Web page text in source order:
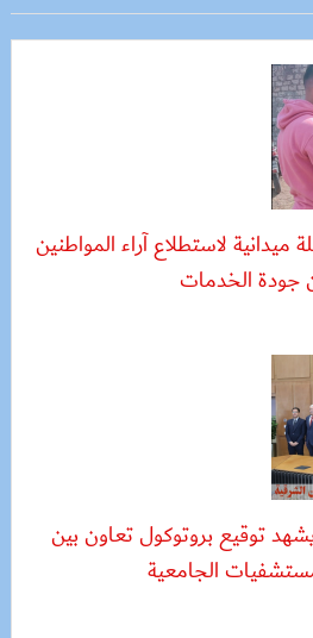
لاستطلاع آراء المواطنين
الخدمات
توقيع بروتوكول تعاون بين
الجامعية